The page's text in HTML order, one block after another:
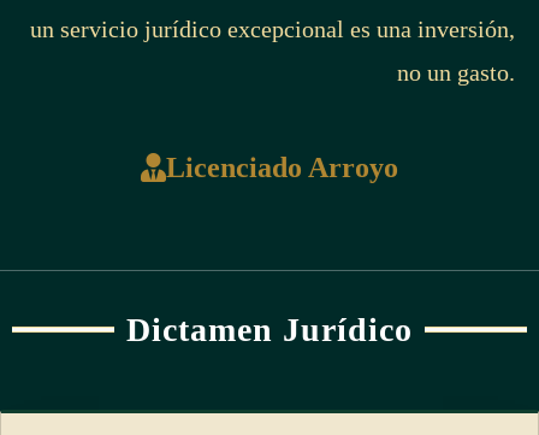
un servicio jurídico excepcional es una inversión,
no un gasto.
Licenciado Arroyo
Dictamen Jurídico